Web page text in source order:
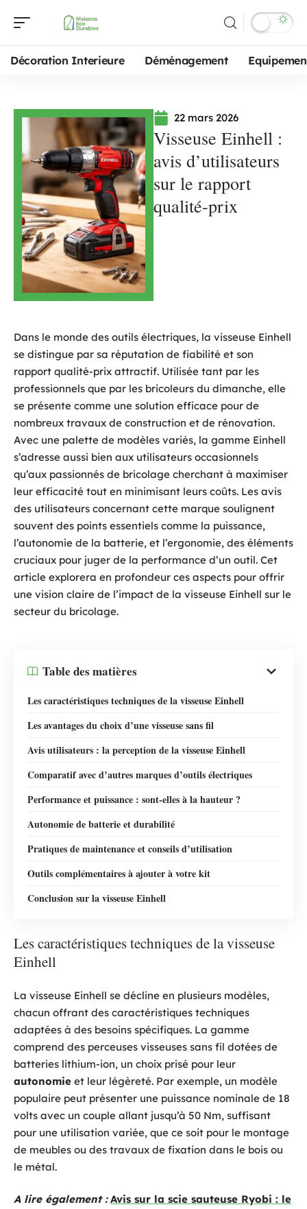
Décoration Interieure Déménagement
22 mars 2026
Visseuse Einhell :
avis d’utilisateurs
sur le rapport
qualité-prix
Dans le monde des outils électriques, la visseuse Einhell
se distingue par sa réputation de fiabilité et son
rapport qualité-prix attractif. Utilisée tant par les
professionnels que par les bricoleurs du dimanche, elle
se présente comme une solution efficace pour de
nombreux travaux de construction et de rénovation.
Avec une palette de modèles variés, la gamme Einhell
s’adresse aussi bien aux utilisateurs occasionnels
qu’aux passionnés de bricolage cherchant à maximiser
leur efficacité tout en minimisant leurs coûts. Les avis
des utilisateurs concernant cette marque soulignent
souvent des points essentiels comme la puissance,
l’autonomie de la batterie, et l’ergonomie, des éléments
cruciaux pour juger de la performance d’un outil. Cet
article explorera en profondeur ces aspects pour offrir
une vision claire de l’impact de la visseuse Einhell sur le
secteur du bricolage.
Table des matières
Les caractéristiques techniques de la visseuse Einhell
Les avantages du choix d’une visseuse sans fil
Avis utilisateurs : la perception de la visseuse Einhell
Comparatif avec d’autres marques d’outils électriques
Performance et puissance : sont-elles à la hauteur ?
Autonomie de batterie et durabilité
Pratiques de maintenance et conseils d’utilisation
Outils complémentaires à ajouter à votre kit
Conclusion sur la visseuse Einhell
Les caractéristiques techniques de la visseuse
Einhell
La visseuse Einhell se décline en plusieurs modèles,
chacun offrant des caractéristiques techniques
adaptées à des besoins spécifiques. La gamme
comprend des perceuses visseuses sans fil dotées de
batteries lithium-ion, un choix prisé pour leur
autonomie et leur légèreté. Par exemple, un modèle
populaire peut présenter une puissance nominale de 18
volts avec un couple allant jusqu’à 50 Nm, suffisant
pour une utilisation variée, que ce soit pour le montage
de meubles ou des travaux de fixation dans le bois ou
le métal.
A lire également : Avis sur la scie sauteuse Ryobi : le